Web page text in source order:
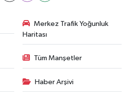
Merkez Trafik Yoğunluk
Haritası
Tüm Manşetler
Haber Arşivi